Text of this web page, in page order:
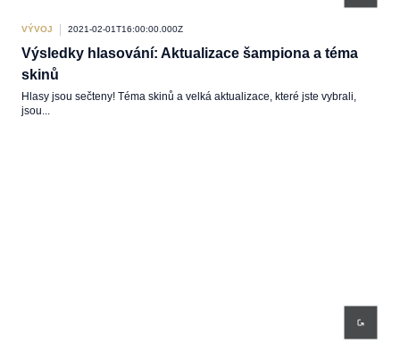
VÝVOJ 2021-02-01T16:00:00.000Z
Výsledky hlasování: Aktualizace šampiona a téma
skinů
Hlasy jsou sečteny! Téma skinů a velká aktualizace, které jste vybrali,
jsou...